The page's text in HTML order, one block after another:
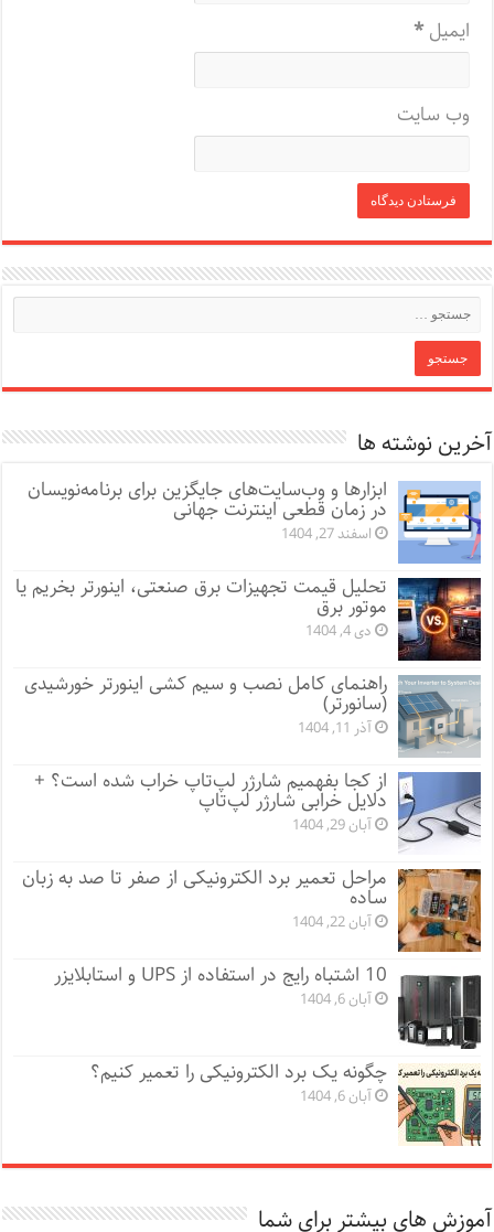
ایمیل*
وب‌ سایت
آخرین نوشته ها
ابزارها و وب‌سایت‌های جایگزین برای برنامه‌نویسان
در زمان قطعی اینترنت جهانی
اسفند 27, 1404
تحلیل قیمت تجهیزات برق صنعتی، اینورتر بخریم یا
موتور برق
دی 4, 1404
راهنمای کامل نصب و سیم کشی اینورتر خورشیدی
(سانورتر)
آذر 11, 1404
از کجا بفهمیم شارژر لپ‌تاپ خراب شده است؟ +
دلایل خرابی شارژر لپ‌تاپ
آبان 29, 1404
مراحل تعمیر برد الکترونیکی از صفر تا صد به زبان
ساده
آبان 22, 1404
10 اشتباه رایج در استفاده از UPS و استابلایزر
آبان 6, 1404
چگونه یک برد الکترونیکی را تعمیر کنیم؟
آبان 6, 1404
آموزش های بیشتر برای شما